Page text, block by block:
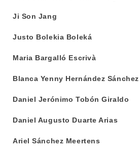
Ji Son Jang
Justo Bolekia Boleká
Maria Bargalló Escrivà
Blanca Yenny Hernández Sánchez
Daniel Jerónimo Tobón Giraldo
Daniel Augusto Duarte Arias
Ariel Sánchez Meertens